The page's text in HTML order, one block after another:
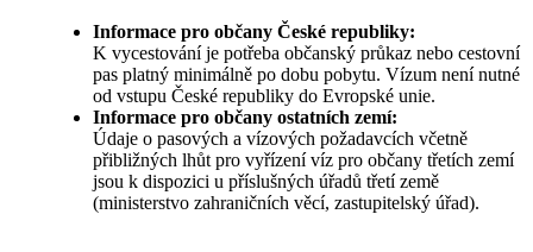
Informace pro občany České republiky:
K vycestování je potřeba občanský průkaz nebo cestovní
pas platný minimálně po dobu pobytu. Vízum není nutné
od vstupu České republiky do Evropské unie.
Informace pro občany ostatních zemí:
Údaje o pasových a vízových požadavcích včetně
přibližných lhůt pro vyřízení víz pro občany třetích zemí
jsou k dispozici u příslušných úřadů třetí země
(ministerstvo zahraničních věcí, zastupitelský úřad).